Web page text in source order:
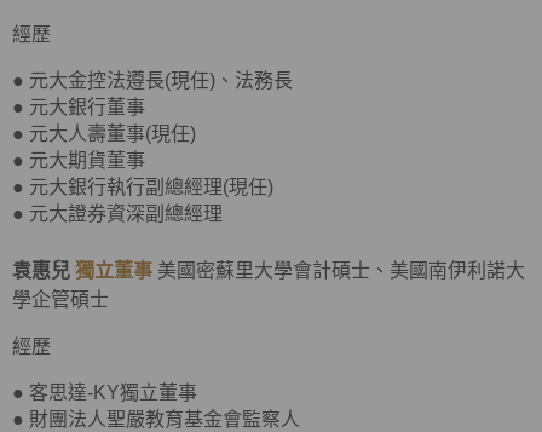
經歷
● 元大金控法遵長(現任)、法務長
● 元大銀行董事
● 元大人壽董事(現任)
● 元大期貨董事
● 元大銀行執行副總經理(現任)
● 元大證券資深副總經理
袁惠兒 獨立董事 美國密蘇里大學會計碩士、美國南伊利諾大
學企管碩士
經歷
● 客思達-KY獨立董事
● 財團法人聖嚴教育基金會監察人